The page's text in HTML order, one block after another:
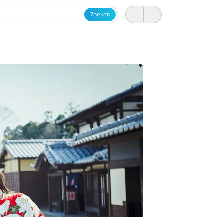
Zoeken